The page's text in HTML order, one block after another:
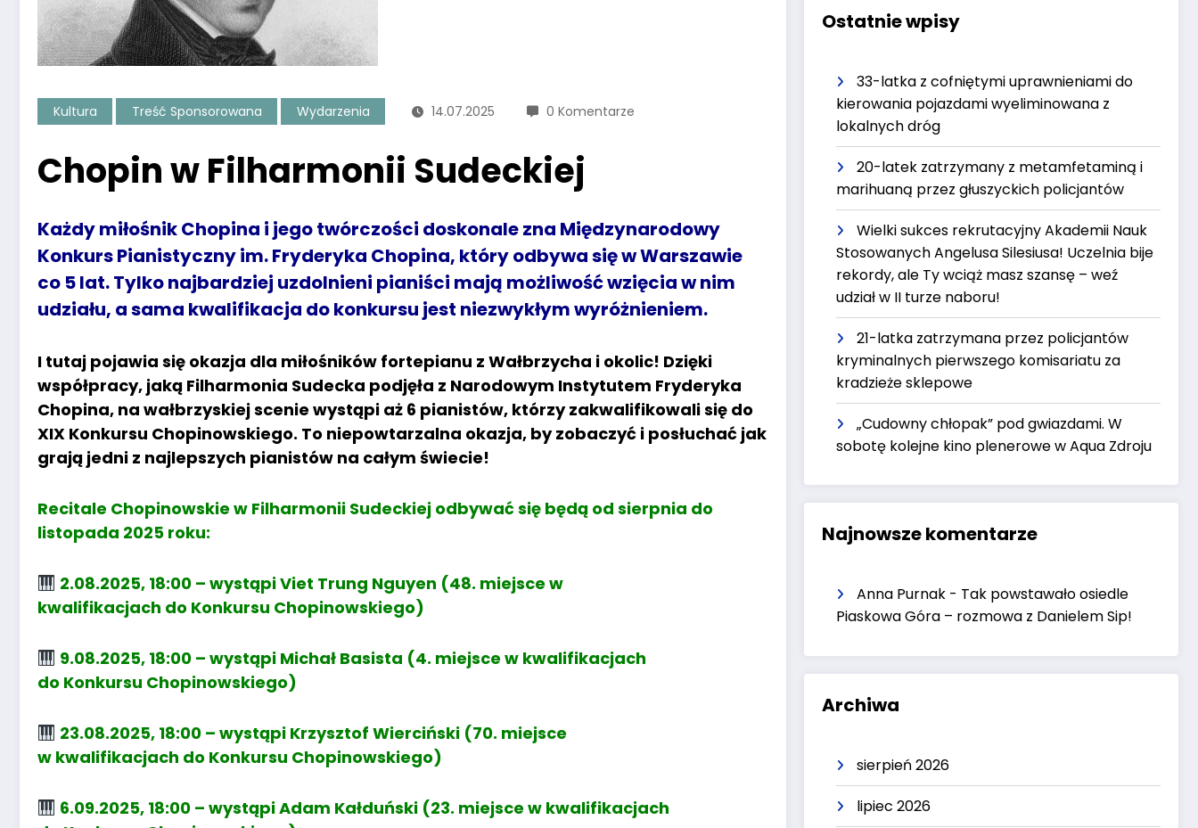
Kultura Treść Sponsorowana Wydarzenia 14.07.2025 0 Komentarze
Chopin w Filharmonii Sudeckiej
Każdy miłośnik Chopina i jego twórczości doskonale zna Międzynarodowy
Konkurs Pianistyczny im. Fryderyka Chopina, który odbywa się w Warszawie
co 5 lat. Tylko najbardziej uzdolnieni pianiści mają możliwość wzięcia w nim
udziału, a sama kwalifikacja do konkursu jest niezwykłym wyróżnieniem.
I tutaj pojawia się okazja dla miłośników fortepianu z Wałbrzycha i okolic! Dzięki
współpracy, jaką Filharmonia Sudecka podjęła z Narodowym Instytutem Fryderyka
Chopina, na wałbrzyskiej scenie wystąpi aż 6 pianistów, którzy zakwalifikowali się do
XIX Konkursu Chopinowskiego. To niepowtarzalna okazja, by zobaczyć i posłuchać jak
grają jedni z najlepszych pianistów na całym świecie!
Recitale Chopinowskie w Filharmonii Sudeckiej odbywać się będą od sierpnia do
listopada 2025 roku:
2.08.2025, 18:00 – wystąpi Viet Trung Nguyen (48. miejsce w
kwalifikacjach do Konkursu Chopinowskiego)
9.08.2025, 18:00 – wystąpi Michał Basista (4. miejsce w kwalifikacjach
do Konkursu Chopinowskiego)
23.08.2025, 18:00 – wystąpi Krzysztof Wierciński (70. miejsce
w kwalifikacjach do Konkursu Chopinowskiego)
6.09.2025, 18:00 – wystąpi Adam Kałduński (23. miejsce w kwalifikacjach
Ostatnie wpisy
33-latka z cofniętymi uprawnieniami do
kierowania pojazdami wyeliminowana z
lokalnych dróg
20-latek zatrzymany z metamfetaminą i
marihuaną przez głuszyckich policjantów
Wielki sukces rekrutacyjny Akademii Nauk
Stosowanych Angelusa Silesiusa! Uczelnia bije
rekordy, ale Ty wciąż masz szansę – weź
udział w II turze naboru!
21-latka zatrzymana przez policjantów
kryminalnych pierwszego komisariatu za
kradzieże sklepowe
„Cudowny chłopak” pod gwiazdami. W
sobotę kolejne kino plenerowe w Aqua Zdroju
Najnowsze komentarze
Anna Purnak - Tak powstawało osiedle
Piaskowa Góra – rozmowa z Danielem Sip!
Archiwa
sierpień 2026
lipiec 2026